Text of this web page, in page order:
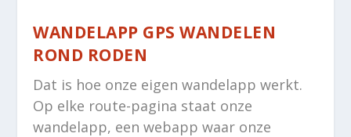
WANDELAPP GPS WANDELEN
ROND RODEN
Dat is hoe onze eigen wandelapp werkt.
Op elke route-pagina staat onze
wandelapp, een webapp waar onze